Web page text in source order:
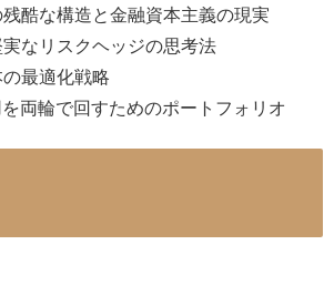
酷な構造と金融資本主義の現実
なリスクヘッジの思考法
最適化戦略
両輪で回すためのポートフォリオ